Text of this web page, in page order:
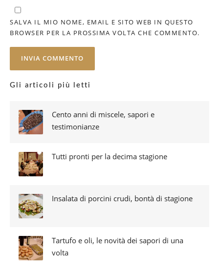
SALVA IL MIO NOME, EMAIL E SITO WEB IN QUESTO
BROWSER PER LA PROSSIMA VOLTA CHE COMMENTO.
Gli articoli più letti
Cento anni di miscele, sapori e
testimonianze
Tutti pronti per la decima stagione
Insalata di porcini crudi, bontà di stagione
Tartufo e oli, le novità dei sapori di una
volta